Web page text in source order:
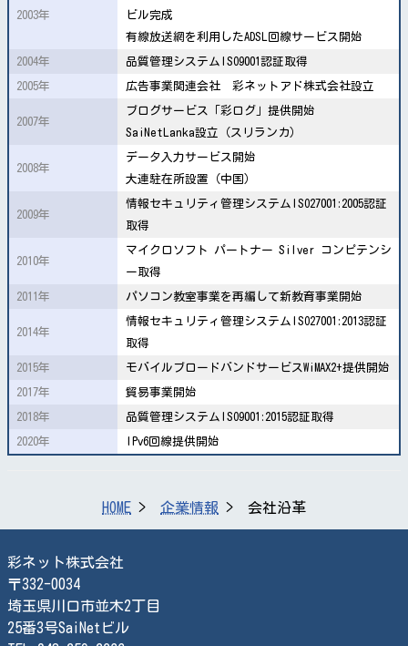
2003年
ビル完成
有線放送網を利用したADSL回線サービス開始
2004年 品質管理システムISO9001認証取得
2005年 広告事業関連会社 彩ネットアド株式会社設立
2007年
ブログサービス「彩ログ」提供開始
SaiNetLanka設立（スリランカ）
2008年
データ入力サービス開始
大連駐在所設置（中国）
2009年
情報セキュリティ管理システムISO27001:2005認証
取得
2010年
マイクロソフト パートナー Silver コンピテンシ
ー取得
2011年 パソコン教室事業を再編して新教育事業開始
2014年
情報セキュリティ管理システムISO27001:2013認証
取得
2015年 モバイルブロードバンドサービスWiMAX2+提供開始
2017年 貿易事業開始
2018年 品質管理システムISO9001:2015認証取得
2020年 IPv6回線提供開始
HOME 企業情報 会社沿革
彩ネット株式会社
〒332-0034
埼玉県川口市並木2丁目
25番3号SaiNetビル